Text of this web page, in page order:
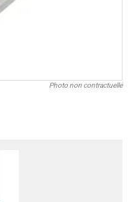
Photo non contractuelle